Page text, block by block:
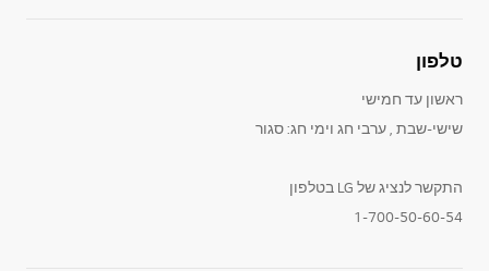
טלפון
ראשון עד חמישי
שישי-שבת , ערבי חג וימי חג: סגור
התקשר לנציג של LG בטלפון
1-700-50-60-54